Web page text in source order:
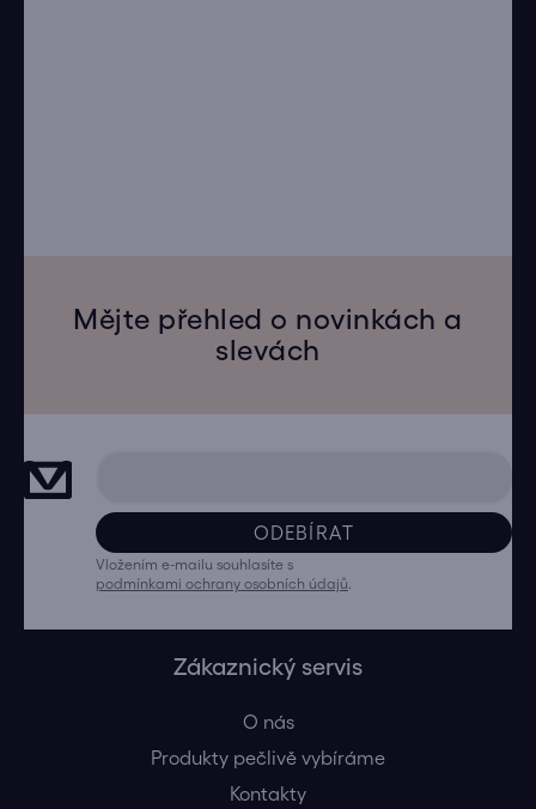
Mějte přehled o novinkách a
slevách
ODEBÍRAT
Vložením e-mailu souhlasíte s
podmínkami ochrany osobních údajů
Zákaznický servis
O nás
Produkty pečlivě vybíráme
Kontakty